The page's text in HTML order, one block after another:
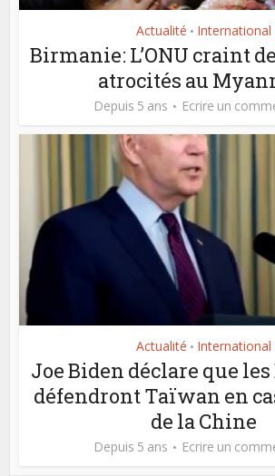
Actualité • International
Birmanie: L’ONU craint
atrocités au
Depuis 5 ans Ecrire un
Actualité • International
Joe Biden déclare que
défendront Taïwan en
de la Chine
Depuis 5 ans Ecrire un